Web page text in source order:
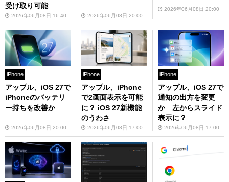
受け取り可能
2026年06月08日 16:40 2026年06月08日 20:00
2026年06月08日 20:00
iPhone
アップル、iOS 27で
iPhoneのバッテリ
ー持ちを改善か
2026年06月08日 20:00
iPhone
アップル、iPhone
で2画面表示を可能
に？ iOS 27新機能
のうわさ
2026年06月08日 17:00
iPhone
アップル、iOS 27で
通知の出方を変更
か 左からスライド
表示に？
2026年06月08日 17:00